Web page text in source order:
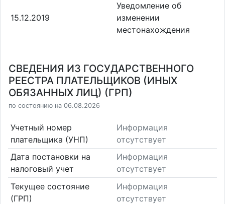
15.12.2019
Уведомление об
изменении
местонахождения
СВЕДЕНИЯ ИЗ ГОСУДАРСТВЕННОГО
РЕЕСТРА ПЛАТЕЛЬЩИКОВ (ИНЫХ
ОБЯЗАННЫХ ЛИЦ) (ГРП)
по состоянию на 06.08.2026
Учетный номер
плательщика (УНП)
Информация
отсутствует
Дата постановки на
налоговый учет
Информация
отсутствует
Текущее состояние
(ГРП)
Информация
отсутствует